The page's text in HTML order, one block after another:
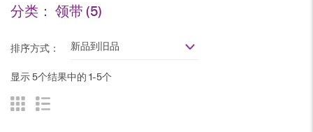
分类： 领带(5)
排序方式： 新品到旧品
显示 5个结果中的 1-5个